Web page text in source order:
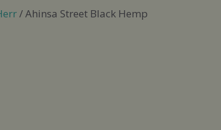
/ Ahinsa Street Black Hemp